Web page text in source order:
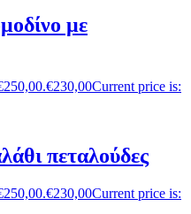
με
€230,00Current price is:
πεταλούδες
€230,00Current price is: